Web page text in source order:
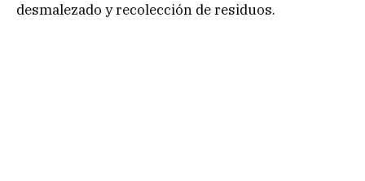
desmalezado y recolección de residuos.